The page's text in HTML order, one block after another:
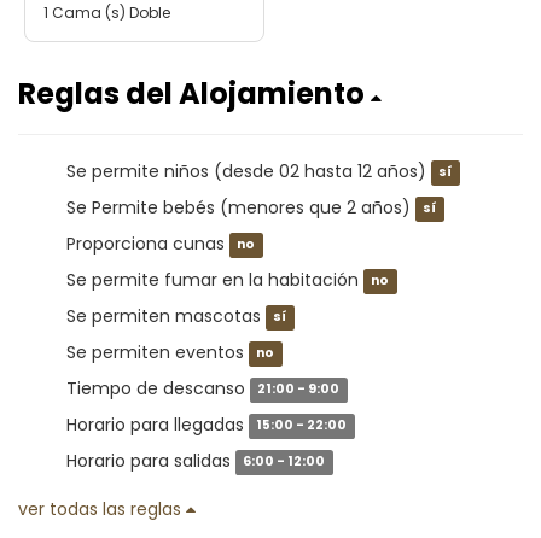
1 Cama (s) Doble
Reglas del Alojamiento
Se permite niños (desde 02 hasta 12 años) sí
Se Permite bebés (menores que 2 años) sí
Proporciona cunas no
Se permite fumar en la habitación no
Se permiten mascotas sí
Se permiten eventos no
Tiempo de descanso 21:00 - 9:00
Horario para llegadas 15:00 - 22:00
Horario para salidas 6:00 - 12:00
ver todas las reglas